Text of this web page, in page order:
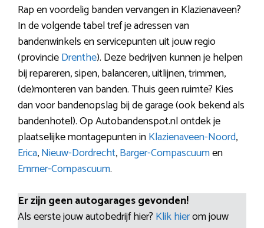
Rap en voordelig banden vervangen in Klazienaveen?
In de volgende tabel tref je adressen van
bandenwinkels en servicepunten uit jouw regio
(provincieDrenthe). Deze bedrijven kunnen je helpen
bij repareren, sipen, balanceren, uitlijnen, trimmen,
(de)monteren van banden. Thuis geen ruimte? Kies
dan voor bandenopslag bij de garage (ook bekend als
bandenhotel). Op Autobandenspot.nl ontdek je
plaatselijke montagepunten inKlazienaveen-Noord,
Erica,Nieuw-Dordrecht,Barger-Compascuumen
Emmer-Compascuum.
Er zijn geen autogarages gevonden!
Als eerste jouw autobedrijf hier? Klik hierom jouw